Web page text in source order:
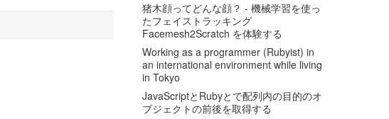
猪木顔ってどんな顔？ - 機械学習を使っ
たフェイストラッキング
Facemesh2Scratch を体験する
Working as a programmer (Rubyist) in
an international environment while living
in Tokyo
JavaScriptとRubyとで配列内の目的のオ
ブジェクトの前後を取得する